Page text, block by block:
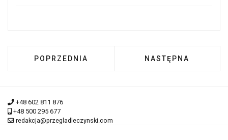
POPRZEDNIA STRONA: SYNAGOGA W
POPRZEDNIA NASTĘPNA
NASTĘPNA
+48 602 811 876
+48 500 295 677
redakcja@przegladleczynski.com